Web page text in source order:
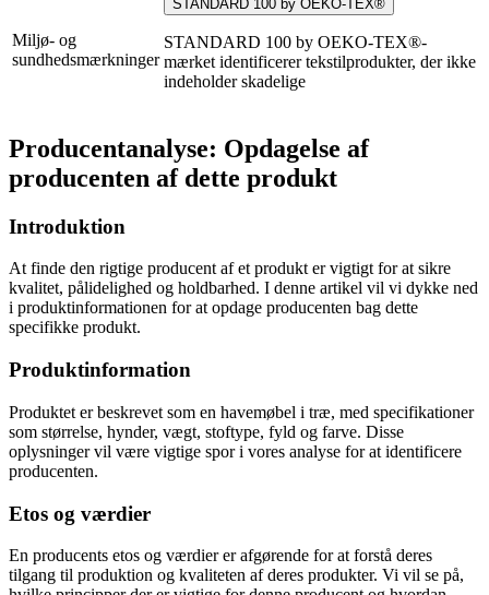
Miljø- og
sundhedsmærkninger
STANDARD 100 by OEKO-TEX®
STANDARD 100 by OEKO-TEX®-
mærket identificerer tekstilprodukter, der ikke
indeholder skadelige
Producentanalyse: Opdagelse af
producenten af dette produkt
Introduktion
At finde den rigtige producent af et produkt er vigtigt for at sikre
kvalitet, pålidelighed og holdbarhed. I denne artikel vil vi dykke ned
i produktinformationen for at opdage producenten bag dette
specifikke produkt.
Produktinformation
Produktet er beskrevet som en havemøbel i træ, med specifikationer
som størrelse, hynder, vægt, stoftype, fyld og farve. Disse
oplysninger vil være vigtige spor i vores analyse for at identificere
producenten.
Etos og værdier
En producents etos og værdier er afgørende for at forstå deres
tilgang til produktion og kvaliteten af deres produkter. Vi vil se på,